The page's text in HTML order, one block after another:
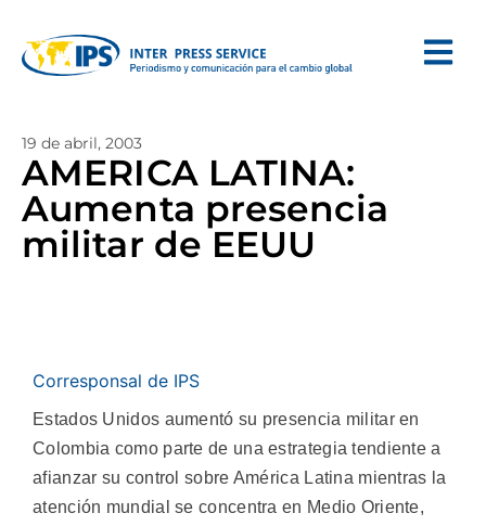
19 de abril, 2003
AMERICA LATINA:
Aumenta presencia
militar de EEUU
Corresponsal de IPS
Estados Unidos aumentó su presencia militar en
Colombia como parte de una estrategia tendiente a
afianzar su control sobre América Latina mientras la
atención mundial se concentra en Medio Oriente,